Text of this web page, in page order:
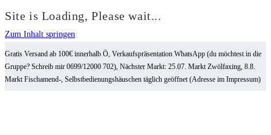
Site is Loading, Please wait...
Zum Inhalt springen
Gratis Versand ab 100€ innerhalb Ö, Verkaufspräsentation WhatsApp (du möchtest in die
Gruppe? Schreib mir 0699/12000 702), Nächster Markt: 25.07. Markt Zwölfaxing, 8.8.
Markt Fischamend-, Selbstbedienungshäuschen täglich geöffnet (Adresse im Impressum)